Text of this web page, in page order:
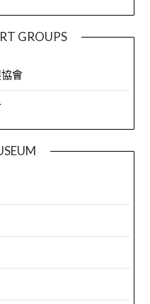
GROUPS
會